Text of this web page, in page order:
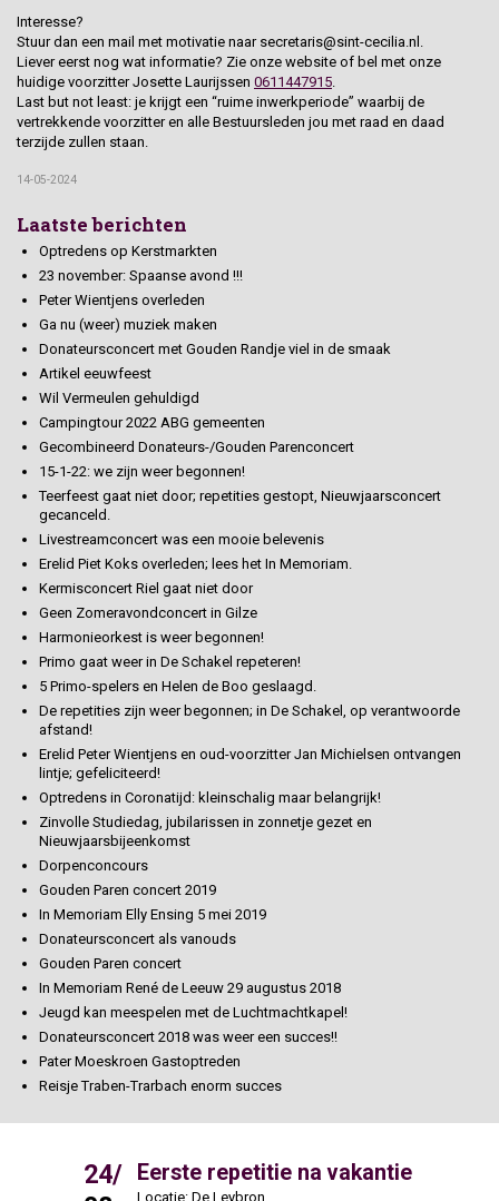
Interesse?
Stuur dan een mail met motivatie naar secretaris@sint-cecilia.nl.
Liever eerst nog wat informatie? Zie onze website of bel met onze
huidige voorzitter Josette Laurijssen 0611447915.
Last but not least: je krijgt een “ruime inwerkperiode” waarbij de
vertrekkende voorzitter en alle Bestuursleden jou met raad en daad
terzijde zullen staan.
14-05-2024
Laatste berichten
Optredens op Kerstmarkten
23 november: Spaanse avond !!!
Peter Wientjens overleden
Ga nu (weer) muziek maken
Donateursconcert met Gouden Randje viel in de smaak
Artikel eeuwfeest
Wil Vermeulen gehuldigd
Campingtour 2022 ABG gemeenten
Gecombineerd Donateurs-/Gouden Parenconcert
15-1-22: we zijn weer begonnen!
Teerfeest gaat niet door; repetities gestopt, Nieuwjaarsconcert
gecanceld.
Livestreamconcert was een mooie belevenis
Erelid Piet Koks overleden; lees het In Memoriam.
Kermisconcert Riel gaat niet door
Geen Zomeravondconcert in Gilze
Harmonieorkest is weer begonnen!
Primo gaat weer in De Schakel repeteren!
5 Primo-spelers en Helen de Boo geslaagd.
De repetities zijn weer begonnen; in De Schakel, op verantwoorde
afstand!
Erelid Peter Wientjens en oud-voorzitter Jan Michielsen ontvangen
lintje; gefeliciteerd!
Optredens in Coronatijd: kleinschalig maar belangrijk!
Zinvolle Studiedag, jubilarissen in zonnetje gezet en
Nieuwjaarsbijeenkomst
Dorpenconcours
Gouden Paren concert 2019
In Memoriam Elly Ensing 5 mei 2019
Donateursconcert als vanouds
Gouden Paren concert
In Memoriam René de Leeuw 29 augustus 2018
Jeugd kan meespelen met de Luchtmachtkapel!
Donateursconcert 2018 was weer een succes!!
Pater Moeskroen Gastoptreden
Reisje Traben-Trarbach enorm succes
24/
Eerste repetitie na vakantie
Locatie: De Leybron